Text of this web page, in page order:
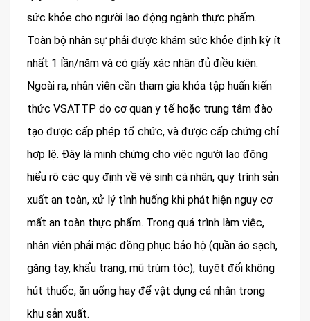
sức khỏe cho người lao động ngành thực phẩm.
Toàn bộ nhân sự phải được khám sức khỏe định kỳ ít
nhất 1 lần/năm và có giấy xác nhận đủ điều kiện.
Ngoài ra, nhân viên cần tham gia khóa tập huấn kiến
thức VSATTP do cơ quan y tế hoặc trung tâm đào
tạo được cấp phép tổ chức, và được cấp chứng chỉ
hợp lệ. Đây là minh chứng cho việc người lao động
hiểu rõ các quy định về vệ sinh cá nhân, quy trình sản
xuất an toàn, xử lý tình huống khi phát hiện nguy cơ
mất an toàn thực phẩm. Trong quá trình làm việc,
nhân viên phải mặc đồng phục bảo hộ (quần áo sạch,
găng tay, khẩu trang, mũ trùm tóc), tuyệt đối không
hút thuốc, ăn uống hay để vật dụng cá nhân trong
khu sản xuất.